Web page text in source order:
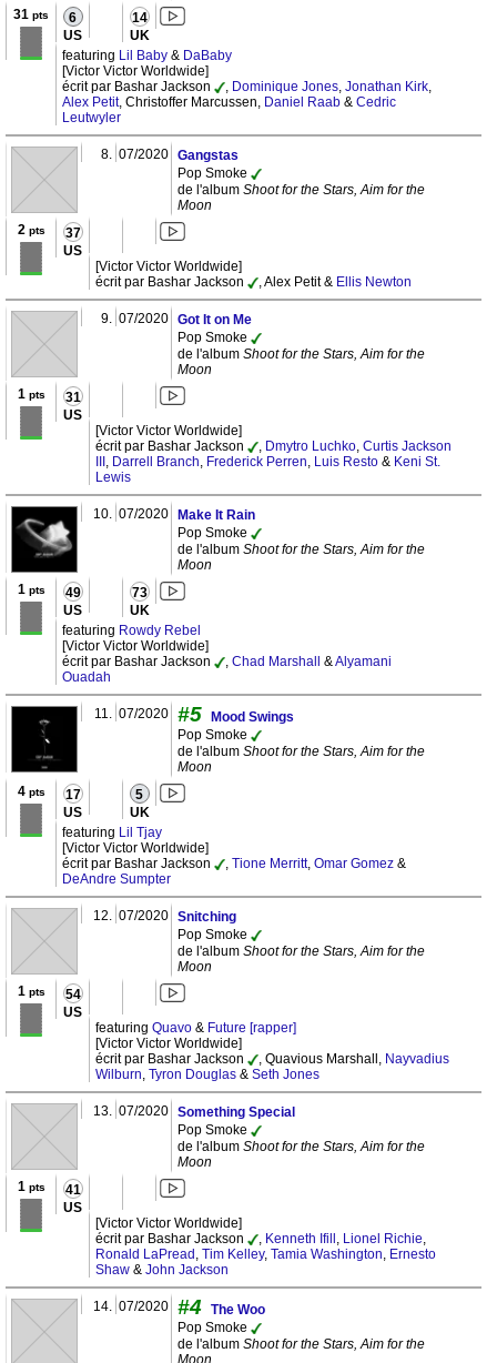
31 pts 6
US
14
UK
featuring Lil Baby & DaBaby
[Victor Victor Worldwide]
écrit par Bashar Jackson
, Dominique Jones, Jonathan Kirk,
Alex Petit, Christoffer Marcussen, Daniel Raab & Cedric
Leutwyler
8. 07/2020 Gangstas
Pop Smoke
de l'album Shoot for the Stars, Aim for the
Moon
2 pts 37
US
[Victor Victor Worldwide]
écrit par Bashar Jackson
, Alex Petit & Ellis Newton
9. 07/2020 Got It on Me
Pop Smoke
de l'album Shoot for the Stars, Aim for the
Moon
1 pts 31
US
[Victor Victor Worldwide]
écrit par Bashar Jackson
, Dmytro Luchko, Curtis Jackson
, Darrell Branch, Frederick Perren, Luis Resto & Keni St.
Lewis
10. 07/2020
Make It Rain
Pop Smoke
de l'album Shoot for the Stars, Aim for the
Moon
1 pts 49
US
73
UK
featuring Rowdy Rebel
[Victor Victor Worldwide]
écrit par Bashar Jackson
, Chad Marshall &Alyamani
Ouadah
11. 07/2020 #5
Mood Swings
Pop Smoke
de l'album Shoot for the Stars, Aim for the
Moon
4pts 17
US
5
UK
featuring Lil Tjay
[Victor Victor Worldwide]
écrit par Bashar Jackson
, Tione Merritt, Omar Gomez &
DeAndre Sumpter
12. 07/2020 Snitching
Pop Smoke
de l'album Shoot for the Stars, Aim for the
Moon
1 pts 54
US
featuring Quavo & Future [rapper]
[Victor Victor Worldwide]
écrit par Bashar Jackson
, Quavious Marshall, Nayvadius
Wilburn, Tyron Douglas & Seth Jones
13. 07/2020 Something Special
Pop Smoke
de l'album Shoot for the Stars, Aim for the
Moon
1 pts 41
US
[Victor Victor Worldwide]
écrit par Bashar Jackson
, Kenneth Ifill , Lionel Richie,
Ronald LaPread , Tim Kelley, Tamia Washington, Ernesto
Shaw & John Jackson
14. 07/2020 #4 The Woo
Pop Smoke
de l'album Shoot for the Stars, Aim for the
Moon